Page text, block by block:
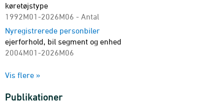
køretøjstype
1992M01-2026M06 - Antal
Nyregistrerede personbiler
ejerforhold, bil segment og enhed
2004M01-2026M06
ejerforhold og drivmiddel
Nyregistrerede motorkøretøjer
Vis flere »
Publikationer